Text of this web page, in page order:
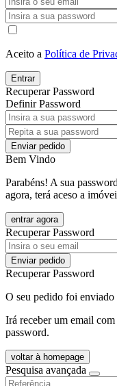
Aceito a Política de
Entrar
Recuperar Password
Definir Password
Enviar pedido
Bem Vindo
Parabéns! A sua
agora, terá aceso a
entrar agora
Recuperar Password
Enviar pedido
Recuperar Password
O seu pedido foi enviado
Irá receber um email com
password.
voltar à homepage
Pesquisa avançada